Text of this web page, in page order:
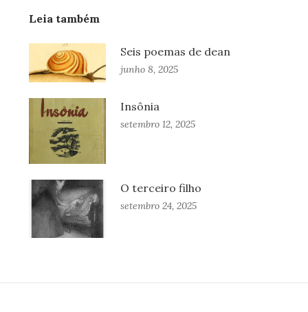
Leia também
Seis poemas de dean
junho 8, 2025
Insônia
setembro 12, 2025
O terceiro filho
setembro 24, 2025